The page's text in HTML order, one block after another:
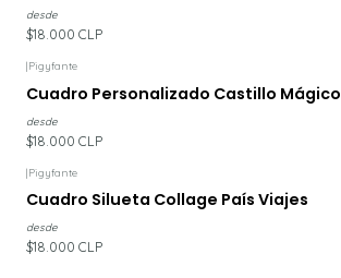
desde
$18.000 CLP
|Pigyfante
Cuadro Personalizado Castillo Mágico
desde
$18.000 CLP
|Pigyfante
Cuadro Silueta Collage País Viajes
desde
$18.000 CLP